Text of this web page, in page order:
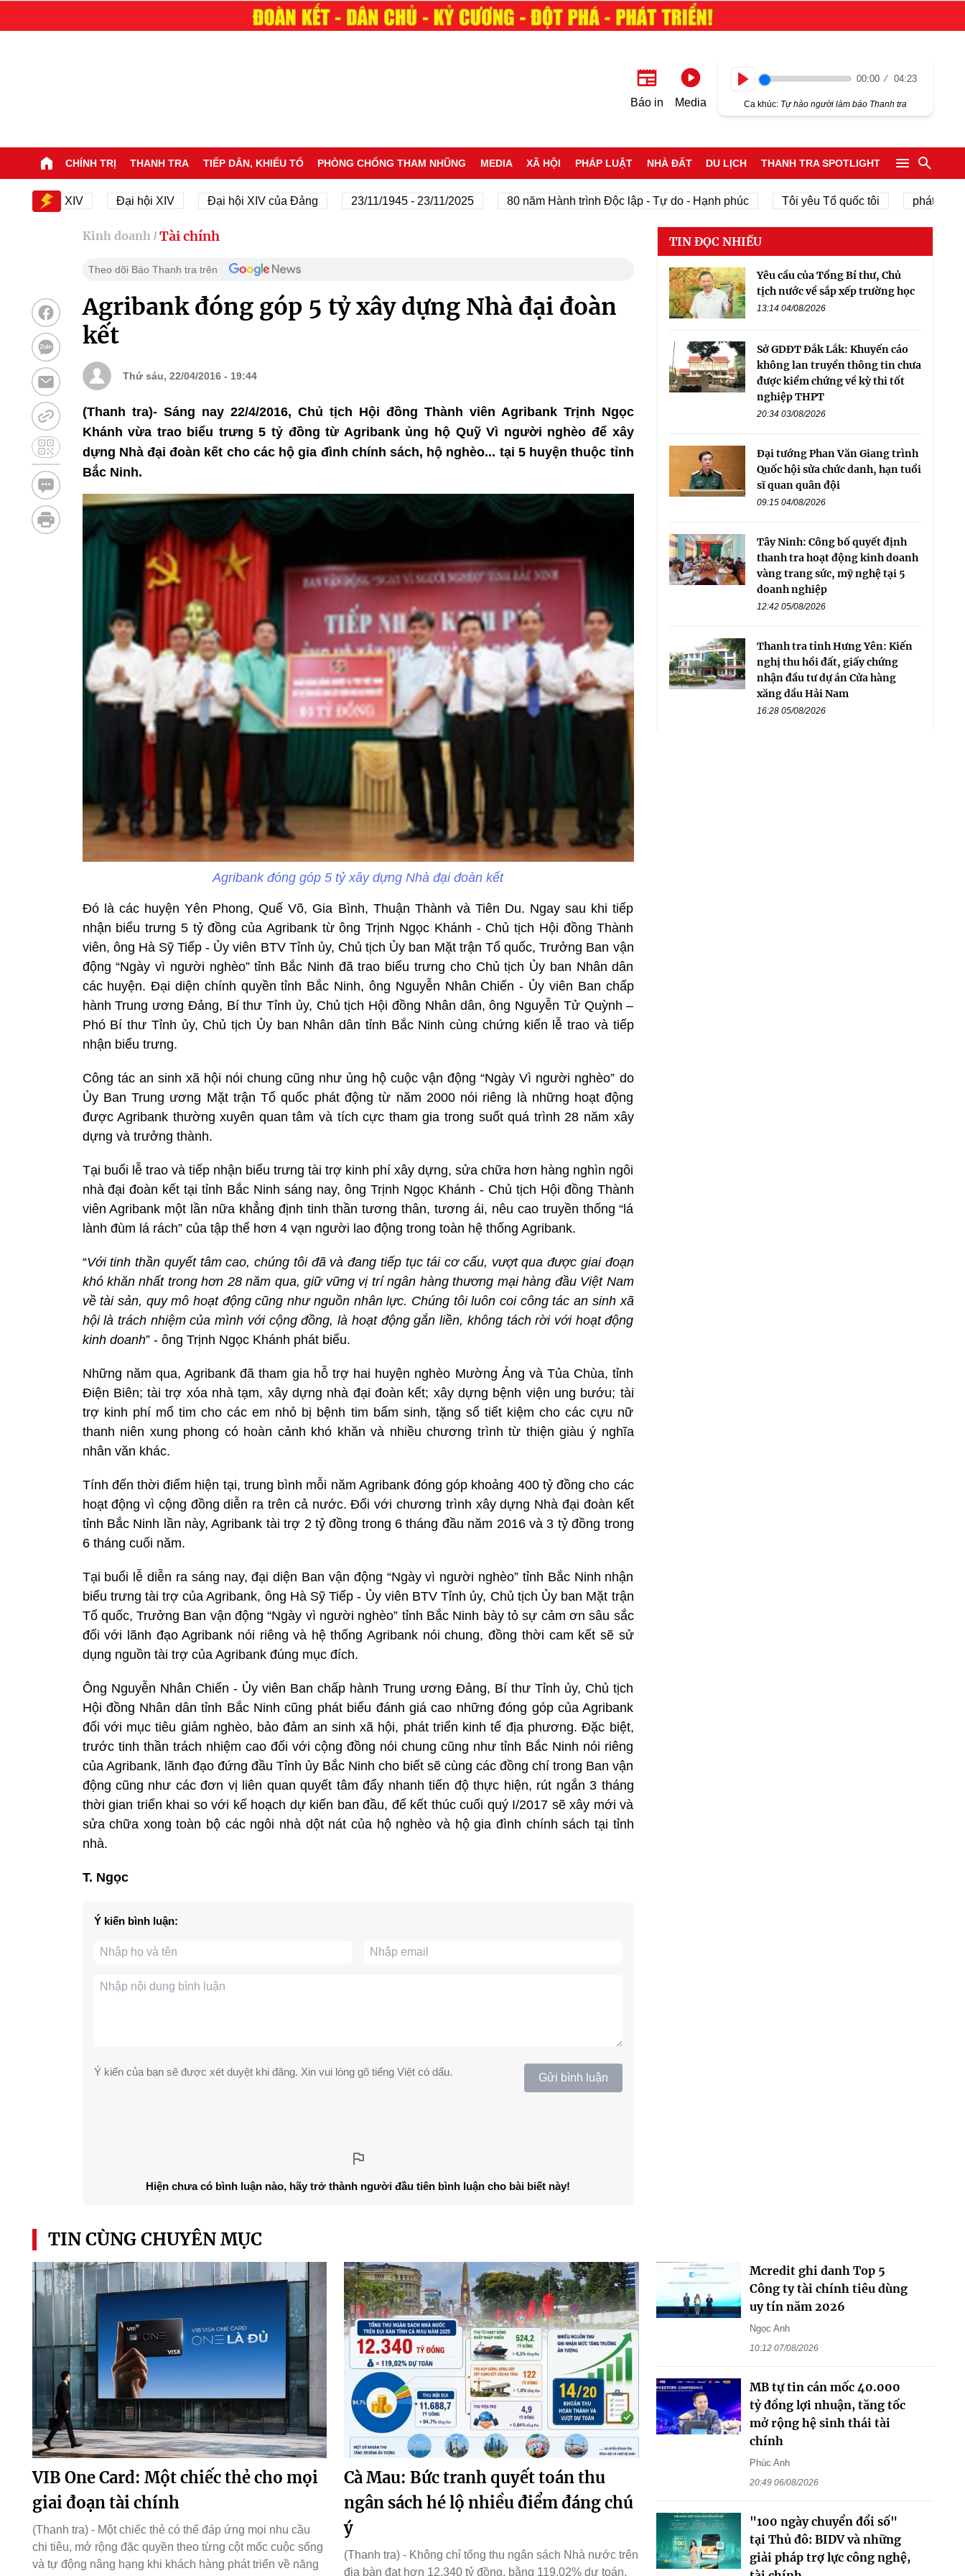
Báo in Media
00:00 04:23
Ca khúc: Tự hào người làm báo Thanh tra
CHÍNH TRỊ THANH TRA TIẾP DÂN, KHIẾU TỐ PHÒNG CHỐNG THAM NHŨNG MEDIA XÃ HỘI PHÁP LUẬT NHÀ ĐẤT DU LỊCH THANH TRA SPOTLIGHT
hội XIV Đại hội XIV Đại hội XIV của Đảng 23/11/1945 - 23/11/2025 80 năm Hành trình Độc lập - Tự do - Hạnh phúc Tôi yêu Tổ quốc tôi phát triển kinh
Kinh doanh / Tài chính
Theo dõi Báo Thanh tra trên
Agribank đóng góp 5 tỷ xây dựng Nhà đại đoàn
kết
Thứ sáu, 22/04/2016 - 19:44
(Thanh tra)- Sáng nay 22/4/2016, Chủ tịch Hội đồng Thành viên Agribank Trịnh Ngọc
Khánh vừa trao biểu trưng 5 tỷ đồng từ Agribank ủng hộ Quỹ Vì người nghèo để xây
dựng Nhà đại đoàn kết cho các hộ gia đình chính sách, hộ nghèo... tại 5 huyện thuộc tỉnh
Bắc Ninh.
Agribank đóng góp 5 tỷ xây dựng Nhà đại đoàn kết
Đó là các huyện Yên Phong, Quế Võ, Gia Bình, Thuận Thành và Tiên Du. Ngay sau khi tiếp
nhận biểu trưng 5 tỷ đồng của Agribank từ ông Trịnh Ngọc Khánh - Chủ tịch Hội đồng Thành
viên, ông Hà Sỹ Tiếp - Ủy viên BTV Tỉnh ủy, Chủ tịch Ủy ban Mặt trận Tổ quốc, Trưởng Ban vận
động “Ngày vì người nghèo” tỉnh Bắc Ninh đã trao biểu trưng cho Chủ tịch Ủy ban Nhân dân
các huyện. Đại diện chính quyền tỉnh Bắc Ninh, ông Nguyễn Nhân Chiến - Ủy viên Ban chấp
hành Trung ương Đảng, Bí thư Tỉnh ủy, Chủ tịch Hội đồng Nhân dân, ông Nguyễn Tử Quỳnh –
Phó Bí thư Tỉnh ủy, Chủ tịch Ủy ban Nhân dân tỉnh Bắc Ninh cùng chứng kiến lễ trao và tiếp
nhận biểu trưng.
Công tác an sinh xã hội nói chung cũng như ủng hộ cuộc vận động “Ngày Vì người nghèo” do
Ủy Ban Trung ương Mặt trận Tổ quốc phát động từ năm 2000 nói riêng là những hoạt động
được Agribank thường xuyên quan tâm và tích cực tham gia trong suốt quá trình 28 năm xây
dựng và trưởng thành.
Tại buổi lễ trao và tiếp nhận biểu trưng tài trợ kinh phí xây dựng, sửa chữa hơn hàng nghìn ngôi
nhà đại đoàn kết tại tỉnh Bắc Ninh sáng nay, ông Trịnh Ngọc Khánh - Chủ tịch Hội đồng Thành
viên Agribank một lần nữa khẳng định tinh thần tương thân, tương ái, nêu cao truyền thống “lá
lành đùm lá rách” của tập thể hơn 4 vạn người lao động trong toàn hệ thống Agribank.
“Với tinh thần quyết tâm cao, chúng tôi đã và đang tiếp tục tái cơ cấu, vượt qua được giai đoạn
khó khăn nhất trong hơn 28 năm qua, giữ vững vị trí ngân hàng thương mại hàng đầu Việt Nam
về tài sản, quy mô hoạt động cũng như nguồn nhân lực. Chúng tôi luôn coi công tác an sinh xã
hội là trách nhiệm của mình với cộng đồng, là hoạt động gắn liền, không tách rời với hoạt động
kinh doanh” - ông Trịnh Ngọc Khánh phát biểu.
Những năm qua, Agribank đã tham gia hỗ trợ hai huyện nghèo Mường Ảng và Tủa Chùa, tỉnh
Điện Biên; tài trợ xóa nhà tạm, xây dựng nhà đại đoàn kết; xây dựng bệnh viện ung bướu; tài
trợ kinh phí mổ tim cho các em nhỏ bị bệnh tim bẩm sinh, tặng sổ tiết kiệm cho các cựu nữ
thanh niên xung phong có hoàn cảnh khó khăn và nhiều chương trình từ thiện giàu ý nghĩa
nhân văn khác.
Tính đến thời điểm hiện tại, trung bình mỗi năm Agribank đóng góp khoảng 400 tỷ đồng cho các
hoạt động vì cộng đồng diễn ra trên cả nước. Đối với chương trình xây dựng Nhà đại đoàn kết
tỉnh Bắc Ninh lần này, Agribank tài trợ 2 tỷ đồng trong 6 tháng đầu năm 2016 và 3 tỷ đồng trong
6 tháng cuối năm.
Tại buổi lễ diễn ra sáng nay, đại diện Ban vận động “Ngày vì người nghèo” tỉnh Bắc Ninh nhận
biểu trưng tài trợ của Agribank, ông Hà Sỹ Tiếp - Ủy viên BTV Tỉnh ủy, Chủ tịch Ủy ban Mặt trận
Tổ quốc, Trưởng Ban vận động “Ngày vì người nghèo” tỉnh Bắc Ninh bày tỏ sự cảm ơn sâu sắc
đối với lãnh đạo Agribank nói riêng và hệ thống Agribank nói chung, đồng thời cam kết sẽ sử
dụng nguồn tài trợ của Agribank đúng mục đích.
Ông Nguyễn Nhân Chiến - Ủy viên Ban chấp hành Trung ương Đảng, Bí thư Tỉnh ủy, Chủ tịch
Hội đồng Nhân dân tỉnh Bắc Ninh cũng phát biểu đánh giá cao những đóng góp của Agribank
đối với mục tiêu giảm nghèo, bảo đảm an sinh xã hội, phát triển kinh tế địa phương. Đặc biệt,
trước tinh thần trách nhiệm cao đối với cộng đồng nói chung cũng như tỉnh Bắc Ninh nói riêng
của Agribank, lãnh đạo đứng đầu Tỉnh ủy Bắc Ninh cho biết sẽ cùng các đồng chí trong Ban vận
động cũng như các đơn vị liên quan quyết tâm đẩy nhanh tiến độ thực hiện, rút ngắn 3 tháng
thời gian triển khai so với kế hoạch dự kiến ban đầu, để kết thúc cuối quý I/2017 sẽ xây mới và
sửa chữa xong toàn bộ các ngôi nhà dột nát của hộ nghèo và hộ gia đình chính sách tại tỉnh
nhà.
T. Ngọc
Ý kiến bình luận:
Ý kiến của bạn sẽ được xét duyệt khi đăng. Xin vui lòng gõ tiếng Việt có dấu. Gửi bình luận
Hiện chưa có bình luận nào, hãy trở thành người đầu tiên bình luận cho bài biết này!
TIN ĐỌC NHIỀU
Yêu cầu của Tổng Bí thư, Chủ
tịch nước về sắp xếp trường học
13:14 04/08/2026
Sở GDĐT Đắk Lắk: Khuyến cáo
không lan truyền thông tin chưa
được kiểm chứng về kỳ thi tốt
nghiệp THPT
20:34 03/08/2026
Đại tướng Phan Văn Giang trình
Quốc hội sửa chức danh, hạn tuổi
sĩ quan quân đội
09:15 04/08/2026
Tây Ninh: Công bố quyết định
thanh tra hoạt động kinh doanh
vàng trang sức, mỹ nghệ tại 5
doanh nghiệp
12:42 05/08/2026
Thanh tra tỉnh Hưng Yên: Kiến
nghị thu hồi đất, giấy chứng
nhận đầu tư dự án Cửa hàng
xăng dầu Hải Nam
16:28 05/08/2026
TIN CÙNG CHUYÊN MỤC
VIB One Card: Một chiếc thẻ cho mọi
giai đoạn tài chính
(Thanh tra) - Một chiếc thẻ có thể đáp ứng mọi nhu cầu
chi tiêu, mở rộng đặc quyền theo từng cột mốc cuộc sống
và tự động nâng hạng khi khách hàng phát triển về năng
Cà Mau: Bức tranh quyết toán thu
ngân sách hé lộ nhiều điểm đáng chú
ý
(Thanh tra) - Không chỉ tổng thu ngân sách Nhà nước trên
địa bàn đạt hơn 12.340 tỷ đồng, bằng 119,02% dự toán,
Mcredit ghi danh Top 5
Công ty tài chính tiêu dùng
uy tín năm 2026
Ngọc Anh
10:12 07/08/2026
MB tự tin cán mốc 40.000
tỷ đồng lợi nhuận, tăng tốc
mở rộng hệ sinh thái tài
chính
Phúc Anh
20:49 06/08/2026
"100 ngày chuyển đổi số"
tại Thủ đô: BIDV và những
giải pháp trợ lực công nghệ,